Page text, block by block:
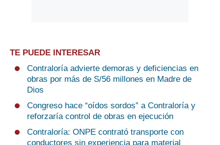
TE PUEDE INTERESAR
Contraloría advierte demoras y deficiencias en
obras por más de S/56 millones en Madre de
Dios
Congreso hace “oídos sordos” a Contraloría y
reforzaría control de obras en ejecución
Contraloría: ONPE contrató transporte con
conductores sin experiencia para material